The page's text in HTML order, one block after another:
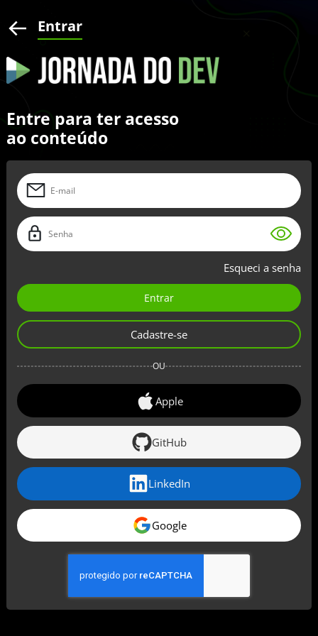
Entrar
Entre para ter acesso
ao conteúdo
Esqueci a senha
Entrar
Cadastre-se
OU
Apple
GitHub
LinkedIn
Google